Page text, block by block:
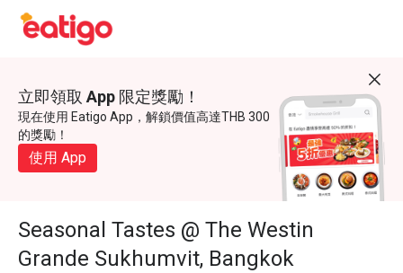
立即領取 App 限定獎勵！
現在使用 Eatigo App，解鎖價值高達THB 300
的獎勵！
使用 App
Seasonal Tastes @ The Westin
Grande Sukhumvit, Bangkok